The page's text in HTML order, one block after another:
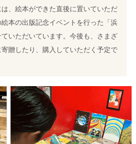
、絵本ができた直後に置いていただ
絵本の出版記念イベントを行った「浜
いただいています。今後も、さまざ
贈したり、購入していただく予定で